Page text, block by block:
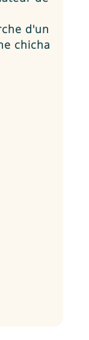
d'un
chicha